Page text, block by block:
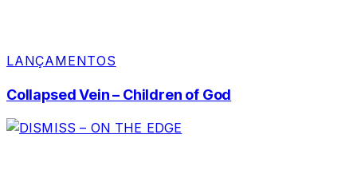
LANÇAMENTOS
Collapsed Vein – Children of God